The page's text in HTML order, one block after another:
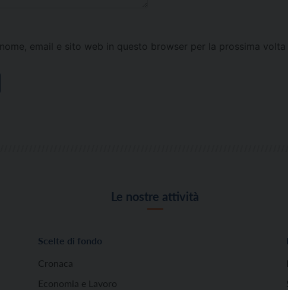
email e sito web in questo browser per la prossima
Le nostre attività
Scelte di fondo
Cronaca
Economia e Lavoro